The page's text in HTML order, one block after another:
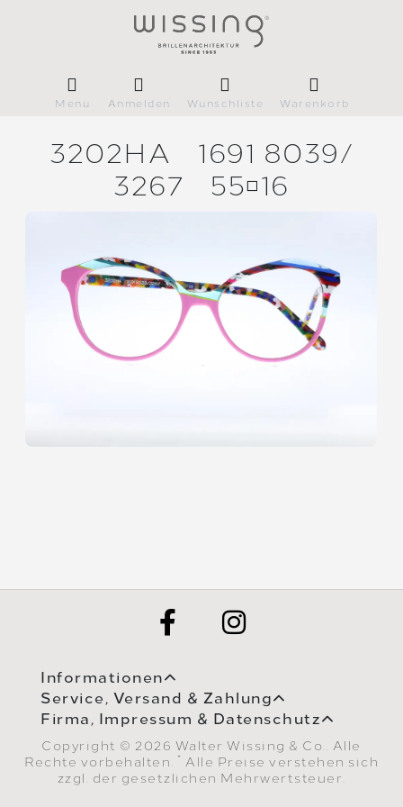
Menü Anmelden Wunschliste Warenkorb
3202HA
1691 8039/
3267
5516
Informationen
Service, Versand & Zahlung
Firma, Impressum & Datenschutz
Copyright © 2026 Walter Wissing & Co.. Alle
Rechte vorbehalten.
* Alle Preise verstehen sich
zzgl. der gesetzlichen Mehrwertsteuer.